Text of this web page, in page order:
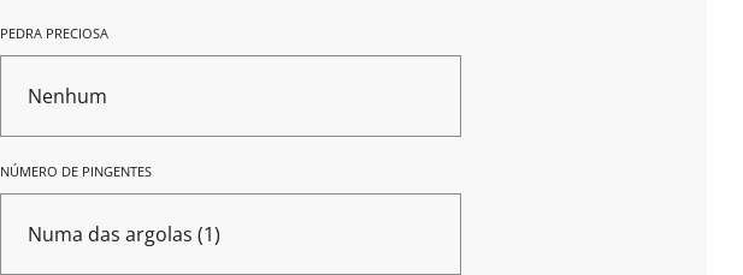
PEDRA PRECIOSA
Nenhum
NÚMERO DE PINGENTES
Numa das argolas (1)